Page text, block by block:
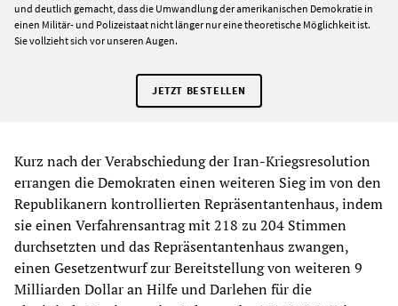
und deutlich gemacht, dass die Umwandlung der amerikanischen Demokratie in
einen Militär- und Polizeistaat nicht länger nur eine theoretische Möglichkeit ist.
Sie vollzieht sich vor unseren Augen.
JETZT BESTELLEN
Kurz nach der Verabschiedung der Iran-Kriegsresolution
errangen die Demokraten einen weiteren Sieg im von den
Republikanern kontrollierten Repräsentantenhaus, indem
sie einen Verfahrensantrag mit 218 zu 204 Stimmen
durchsetzten und das Repräsentantenhaus zwangen,
einen Gesetzentwurf zur Bereitstellung von weiteren 9
Milliarden Dollar an Hilfe und Darlehen für die